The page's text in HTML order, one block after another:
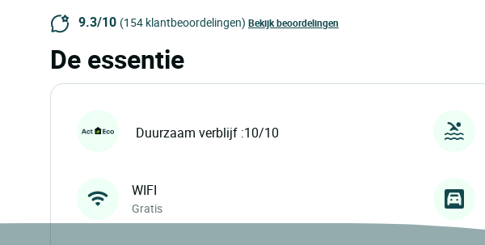
9.3/10 (154 klantbeoordelingen) Bekijk beoordelingen
De essentie
Duurzaam verblijf :10/10
WIFI
Gratis